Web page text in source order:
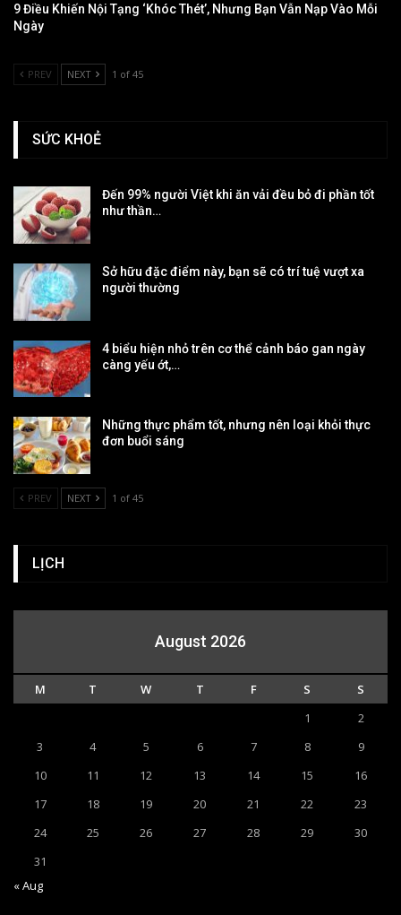
9 Điều Khiến Nội Tạng ‘khóc Thét’, Nhưng Bạn Vẫn Nạp Vào Mỗi
Ngày
PREV NEXT 1 of 45
SỨC KHOẺ
Đến 99% người Việt khi ăn vải đều bỏ đi phần tốt
như thần…
Sở hữu đặc điểm này, bạn sẽ có trí tuệ vượt xa
người thường
4 biểu hiện nhỏ trên cơ thể cảnh báo gan ngày
càng yếu ớt,…
Những thực phẩm tốt, nhưng nên loại khỏi thực
đơn buổi sáng
PREV NEXT 1 of 45
LỊCH
August 2026
M T W T F S
S
1
2
3
4 5 6 7 8
9
10
11 12 13 14 15
16
17
18 19 20 21 22
23
24
25 26 27 28 29
30
31
« Aug